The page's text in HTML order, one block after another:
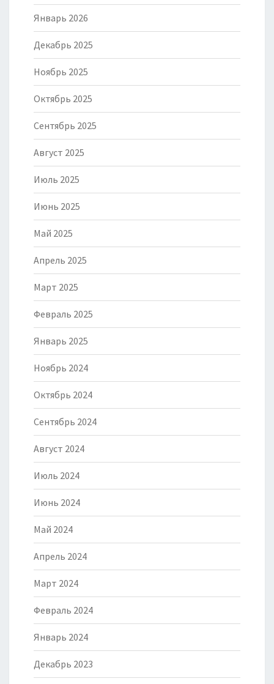
Январь 2026
Декабрь 2025
Ноябрь 2025
Октябрь 2025
Сентябрь 2025
Август 2025
Июль 2025
Июнь 2025
Май 2025
Апрель 2025
Март 2025
Февраль 2025
Январь 2025
Ноябрь 2024
Октябрь 2024
Сентябрь 2024
Август 2024
Июль 2024
Июнь 2024
Май 2024
Апрель 2024
Март 2024
Февраль 2024
Январь 2024
Декабрь 2023